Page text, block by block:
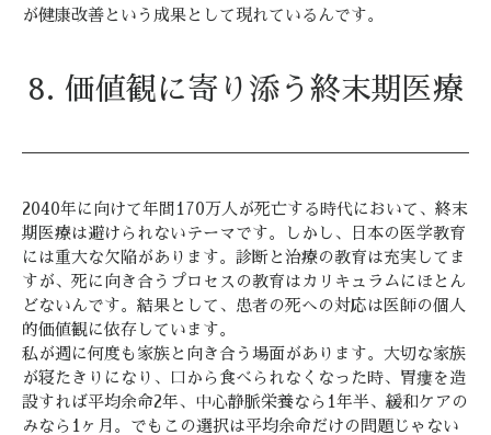
が健康改善という成果として現れているんです。
8. 価値観に寄り添う終末期医療
2040年に向けて年間170万人が死亡する時代において、終末
期医療は避けられないテーマです。しかし、日本の医学教育
には重大な欠陥があります。診断と治療の教育は充実してま
すが、死に向き合うプロセスの教育はカリキュラムにほとん
どないんです。結果として、患者の死への対応は医師の個人
的価値観に依存しています。
私が週に何度も家族と向き合う場面があります。大切な家族
が寝たきりになり、口から食べられなくなった時、胃瘻を造
設すれば平均余命2年、中心静脈栄養なら1年半、緩和ケアの
みなら1ヶ月。でもこの選択は平均余命だけの問題じゃない